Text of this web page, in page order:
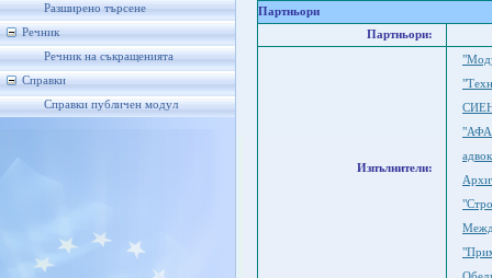
Разширено търсене
Речник
Речник на съкращенията
Справки
Справки публичен модул
Партньори
Партньори:
Изпълнители: